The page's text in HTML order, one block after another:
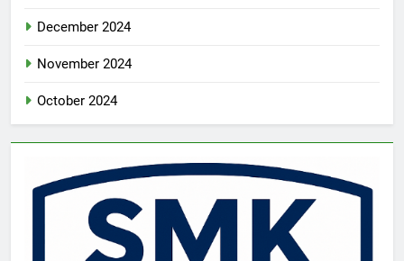
December 2024
November 2024
October 2024